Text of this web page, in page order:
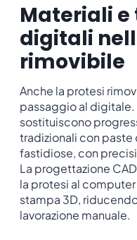
Materiali
digitali
rimovibile
Anche la protesi
passaggio al digitale.
sostituiscono
tradizionali con paste
fastidiose, con
La progettazione
la protesi al computer
stampa 3D,
lavorazione manuale.